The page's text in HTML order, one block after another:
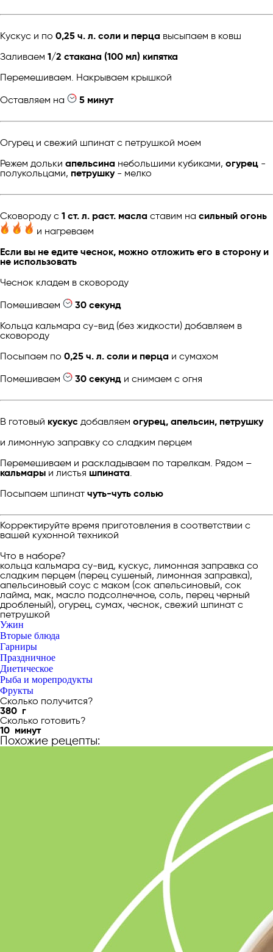
Кускус и по 0,25 ч. л. соли и перца высыпаем в ковш
Заливаем 1/2 стакана (100 мл) кипятка
Перемешиваем. Накрываем крышкой
Оставляем на
5 минут
Огурец и свежий шпинат с петрушкой моем
Режем дольки апельсина небольшими кубиками, огурец -
полукольцами, петрушку- мелко
Сковороду с 1 ст. л. раст. масла ставим на сильный огонь
и нагреваем
Если вы не едите чеснок, можно отложить его в сторону и
не использовать
Чеснок кладем в сковороду
Помешиваем
30 секунд
Кольца кальмара су-вид (без жидкости) добавляем в
сковороду
Посыпаем по 0,25 ч. л. соли и перца и сумахом
Помешиваем
30 секунд и снимаем с огня
В готовый кускус добавляем огурец, апельсин, петрушку
и лимонную заправку со сладким перцем
Перемешиваем и раскладываем по тарелкам. Рядом –
кальмары и листья шпината
Посыпаем шпинат чуть-чуть солью
Корректируйте время приготовления в соответствии с
вашей кухонной техникой
Что в наборе?
кольца кальмара су-вид, кускус, лимонная заправка со
сладким перцем (перец сушеный, лимонная заправка),
апельсиновый соус с маком (сок апельсиновый, сок
лайма, мак, масло подсолнечное, соль, перец черный
дробленый), огурец, сумах, чеснок, свежий шпинат с
петрушкой
Ужин
Вторые блюда
Гарниры
Праздничное
Диетическое
Рыба и морепродукты
Фрукты
Сколько получится?
380 г
Сколько готовить?
10 минут
Похожие рецепты: